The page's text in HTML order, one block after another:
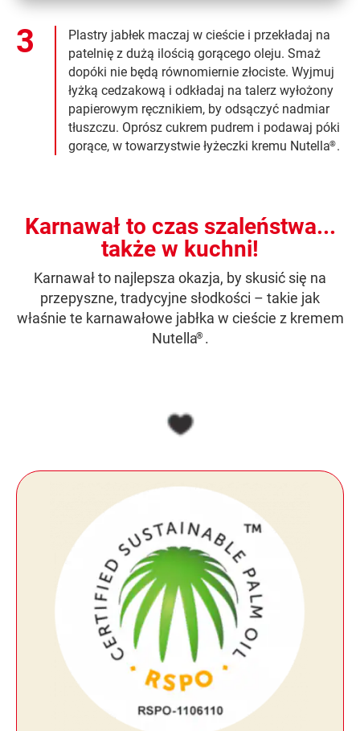
Plastry jabłek maczaj w cieście i przekładaj na
patelnię z dużą ilością gorącego oleju. Smaż
dopóki nie będą równomiernie złociste. Wyjmuj
łyżką cedzakową i odkładaj na talerz wyłożony
papierowym ręcznikiem, by odsączyć nadmiar
tłuszczu. Oprósz cukrem pudrem i podawaj póki
gorące, w towarzystwie łyżeczki kremu Nutella®.
Karnawał to czas szaleństwa...
także w kuchni!
Karnawał to najlepsza okazja, by skusić się na
przepyszne, tradycyjne słodkości – takie jak
właśnie te karnawałowe jabłka w cieście z kremem
Nutella® .